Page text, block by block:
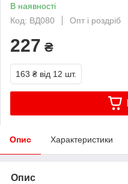
В наявності
Код: ВД080
Опт і роздріб
227 ₴
163 ₴ від 12 шт.
Опис Характеристики
Опис